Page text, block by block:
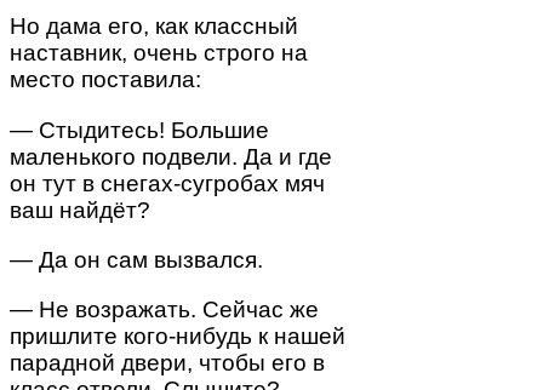
Но дама его, как классный
наставник, очень строго на
место поставила:
— Стыдитесь! Большие
маленького подвели. Да и где
он тут в снегах-сугробах мяч
ваш найдёт?
— Да он сам вызвался.
— Не возражать. Сейчас же
пришлите кого-нибудь к нашей
парадной двери, чтобы его в